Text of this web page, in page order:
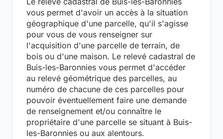
vous permet d'avoir un accès à la situation
géographique d'une parcelle, qu'il s'agisse
pour vous de vous renseigner sur
l'acquisition d'une parcelle de terrain, de
bois ou d'une maison. Le relevé cadastral de
Buis-les-Baronnies vous permet d'accéder
au relevé géométrique des parcelles, au
numéro de chacune de ces parcelles pour
pouvoir éventuellement faire une demande
de renseignement et/ou connaître le
propriétaire d'une parcelle se situant à Buis-
les-Baronnies ou aux alentours.